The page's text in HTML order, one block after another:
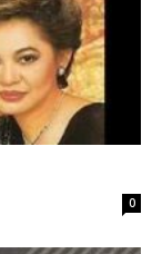
0